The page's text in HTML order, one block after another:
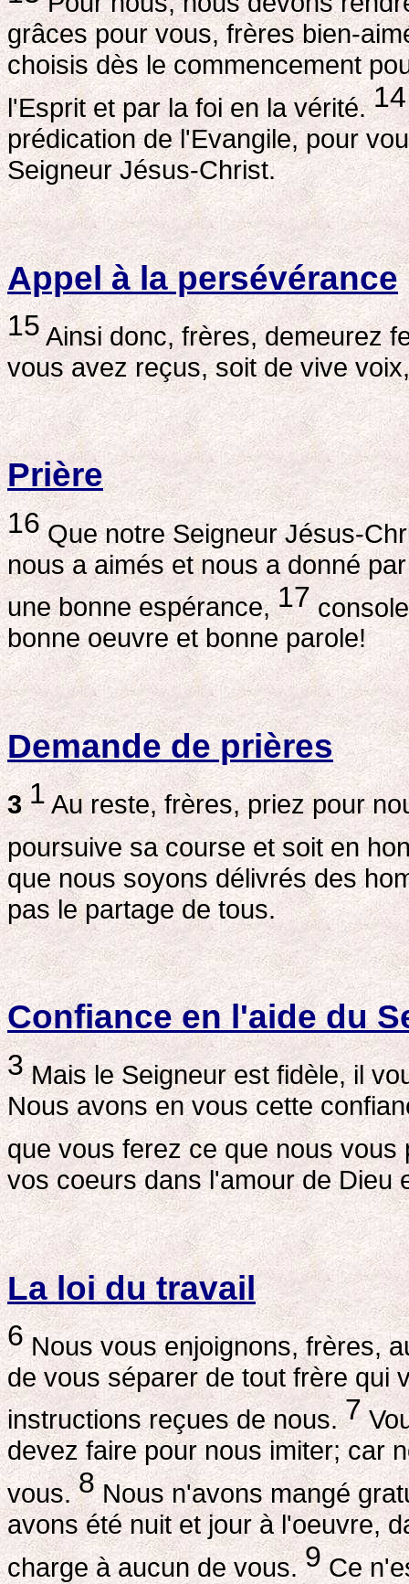
grâces pour vous, frères bien-
choisis dès le commencement
l'Esprit et par la foi en la vérité.14
prédication de l'Evangile, pour
Seigneur Jésus-Christ.
Appel à la persévérance
15Ainsi donc, frères, demeurez
vous avez reçus, soit de vive
Prière
16Que notre Seigneur Jésus-
nous a aimés et nous a donné
une bonne espérance,17
bonne oeuvre et bonne parole!
Demande de prières
3 1Au reste, frères, priez pour
poursuive sa course et soit en
que nous soyons délivrés des
pas le partage de tous.
Confiance en l'aide du
3Mais le Seigneur est fidèle, il
Nous avons en vous cette
que vous ferez ce que nous
vos coeurs dans l'amour de Dieu
La loi du travail
6Nous vous enjoignons, frères,
de vous séparer de tout frère qui
instructions reçues de nous.7
devez faire pour nous imiter; car
vous.8Nous n'avons mangé
avons été nuit et jour à l'oeuvre,
charge à aucun de vous.9Ce